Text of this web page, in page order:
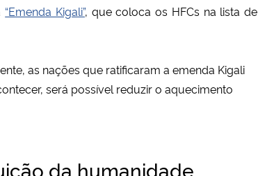
“Emenda Kigali”, que coloca os HFCs na lista de
as nações que ratificaram a emenda Kigali
será possível reduzir o aquecimento
da humanidade